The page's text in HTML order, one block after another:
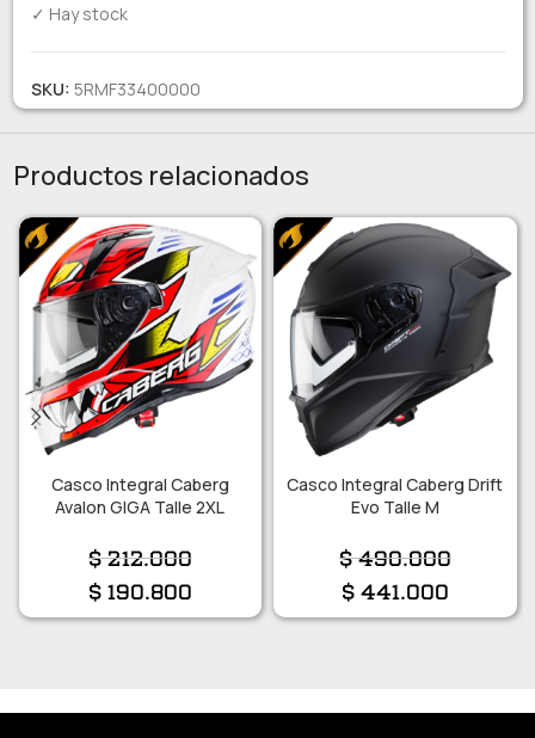
✓ Hay stock
SKU: 5RMF33400000
Productos relacionados
Casco Integral Caberg
Avalon GIGA Talle 2XL
$212.000
$190.800
Casco Integral Caberg Drift
Evo Talle M
$490.000
$441.000